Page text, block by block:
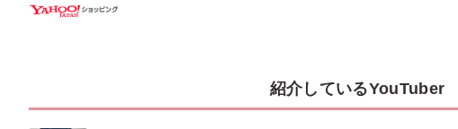
紹介しているYouTuber